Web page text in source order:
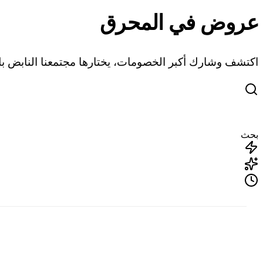
عروض في المحرق
اكتشف وشارك أكبر الخصومات، يختارها مجتمعنا النابض
بحث